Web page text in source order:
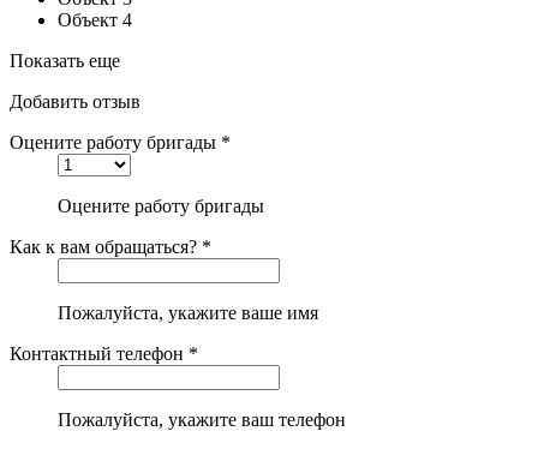
Объект 4
Показать еще
Добавить отзыв
Оцените работу бригады *
Оцените работу бригады
Как к вам обращаться? *
Пожалуйста, укажите ваше имя
Контактный телефон *
Пожалуйста, укажите ваш телефон